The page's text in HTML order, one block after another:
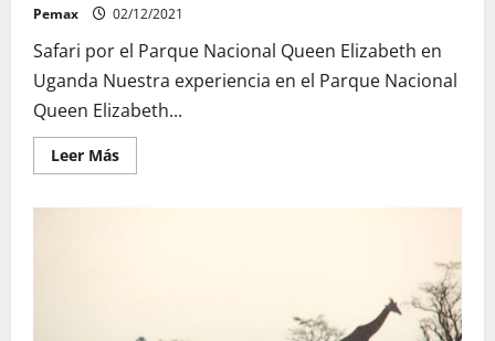
Pemax 02/12/2021
Safari por el Parque Nacional Queen Elizabeth en
Uganda Nuestra experiencia en el Parque Nacional
Queen Elizabeth...
Leer MásLeer
más